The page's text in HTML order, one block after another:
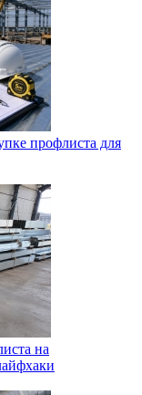
профлиста для
на